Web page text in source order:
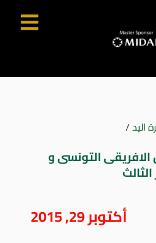
اليد/
التونسى و
أكتوبر 29, 2015